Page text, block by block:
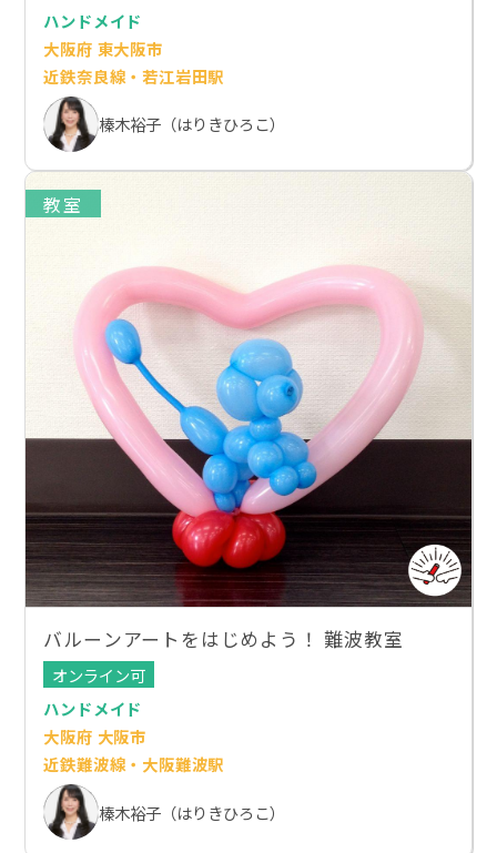
ハンドメイド
大阪府 東大阪市
近鉄奈良線・若江岩田駅
榛木裕子（はりきひろこ）
教室
バルーンアートをはじめよう！ 難波教室
オンライン可
ハンドメイド
大阪府 大阪市
近鉄難波線・大阪難波駅
榛木裕子（はりきひろこ）